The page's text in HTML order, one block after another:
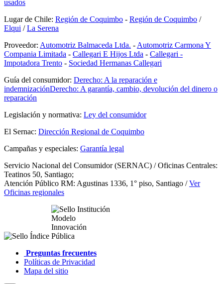
usados
Lugar de Chile: Región de Coquimbo - Región de Coquimbo /
Elqui /La Serena
Proveedor: Automotriz Balmaceda Ltda. - Automotriz Carmona Y
Compania Limitada - Callegari E Hijos Ltda - Callegari -
Impotadora Trento - Sociedad Hermanas Callegari
Guía del consumidor: Derecho: A la reparación e
indemnizaciónDerecho: A garantía, cambio, devolución del dinero o
reparación
Legislación y normativa: Ley del consumidor
El Sernac: Dirección Regional de Coquimbo
Campañas y especiales: Garantía legal
Servicio Nacional del Consumidor (SERNAC) / Oficinas Centrales:
Teatinos 50, Santiago;
Atención Público RM: Agustinas 1336, 1° piso, Santiago /Ver
Oficinas regionales
Preguntas frecuentes
Políticas de Privacidad
Mapa del sitio